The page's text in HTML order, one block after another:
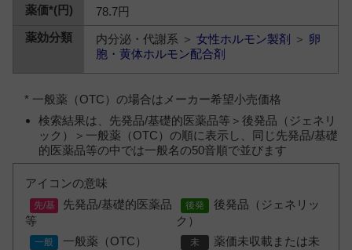
78.7円
内分泌・代謝系 ＞女性ホルモン製剤 ＞ 卵
胞・黄体ホルモン配合剤
* 一般薬（OTC）の場合はメーカー希望小売価格
検索結果は、先発品/基礎的医薬品等＞後発品（ジェネリ
ック）＞一般薬（OTC）の順に表示し、同じ先発品/基礎
的医薬品等の中では一般名の50音順で並びます
アイコンの意味
先発品/基礎的医薬品
等
後発品（ジェネリッ
ク）
一般薬（OTC）
薬価未収載または未